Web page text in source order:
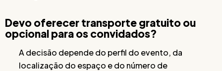
Devo oferecer transporte gratuito ou
opcional para os convidados?
A decisão depende do perfil do evento, da
localização do espaço e do número de